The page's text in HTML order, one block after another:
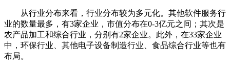
从行业分布来看，行业分布较为多元化。其他软件服务行
业的数量最多，有3家企业，市值分布在0-3亿元之间；其次是
农产品加工和综合行业，分别有2家企业。此外，在33家企业
中，环保行业、其他电子设备制造行业、食品综合行业等也有
布局。